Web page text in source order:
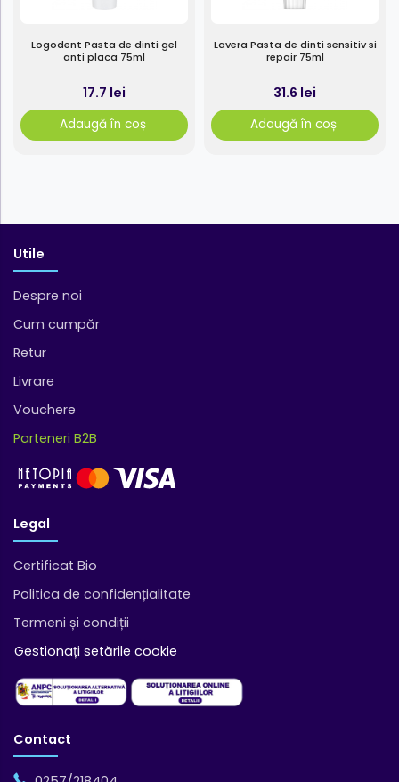
Logodent Pasta de dinti gel
anti placa 75ml
17.7 lei
Adaugă în coș
Lavera Pasta de dinti sensitiv si
repair 75ml
31.6 lei
Adaugă în coș
Utile
Despre noi
Cum cumpăr
Retur
Livrare
Vouchere
Parteneri B2B
Legal
Certificat Bio
Politica de confidențialitate
Termeni și condiții
Gestionați setările cookie
Contact